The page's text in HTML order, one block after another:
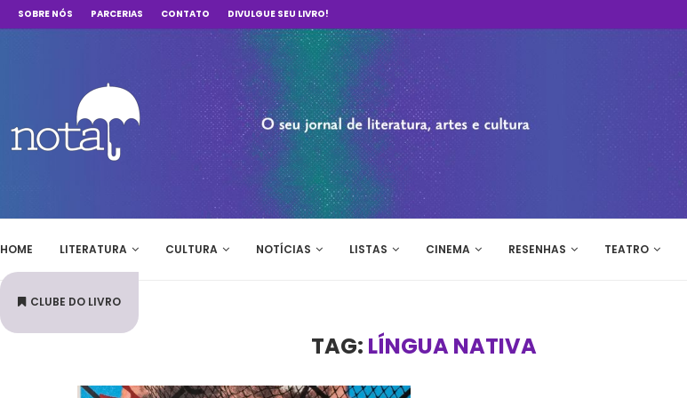
SOBRE NÓS PARCERIAS CONTATO DIVULGUE SEU LIVRO!
HOME LITERATURA CULTURA NOTÍCIAS LISTAS CINEMA RESENHAS TEATRO
CLUBE DO LIVRO
TAG: LÍNGUA NATIVA